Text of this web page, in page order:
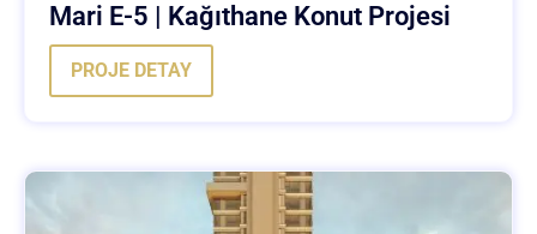
Mari E-5 | Kağıthane Konut Projesi
PROJE DETAY